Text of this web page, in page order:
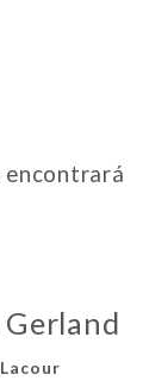
encontrará
Gerland